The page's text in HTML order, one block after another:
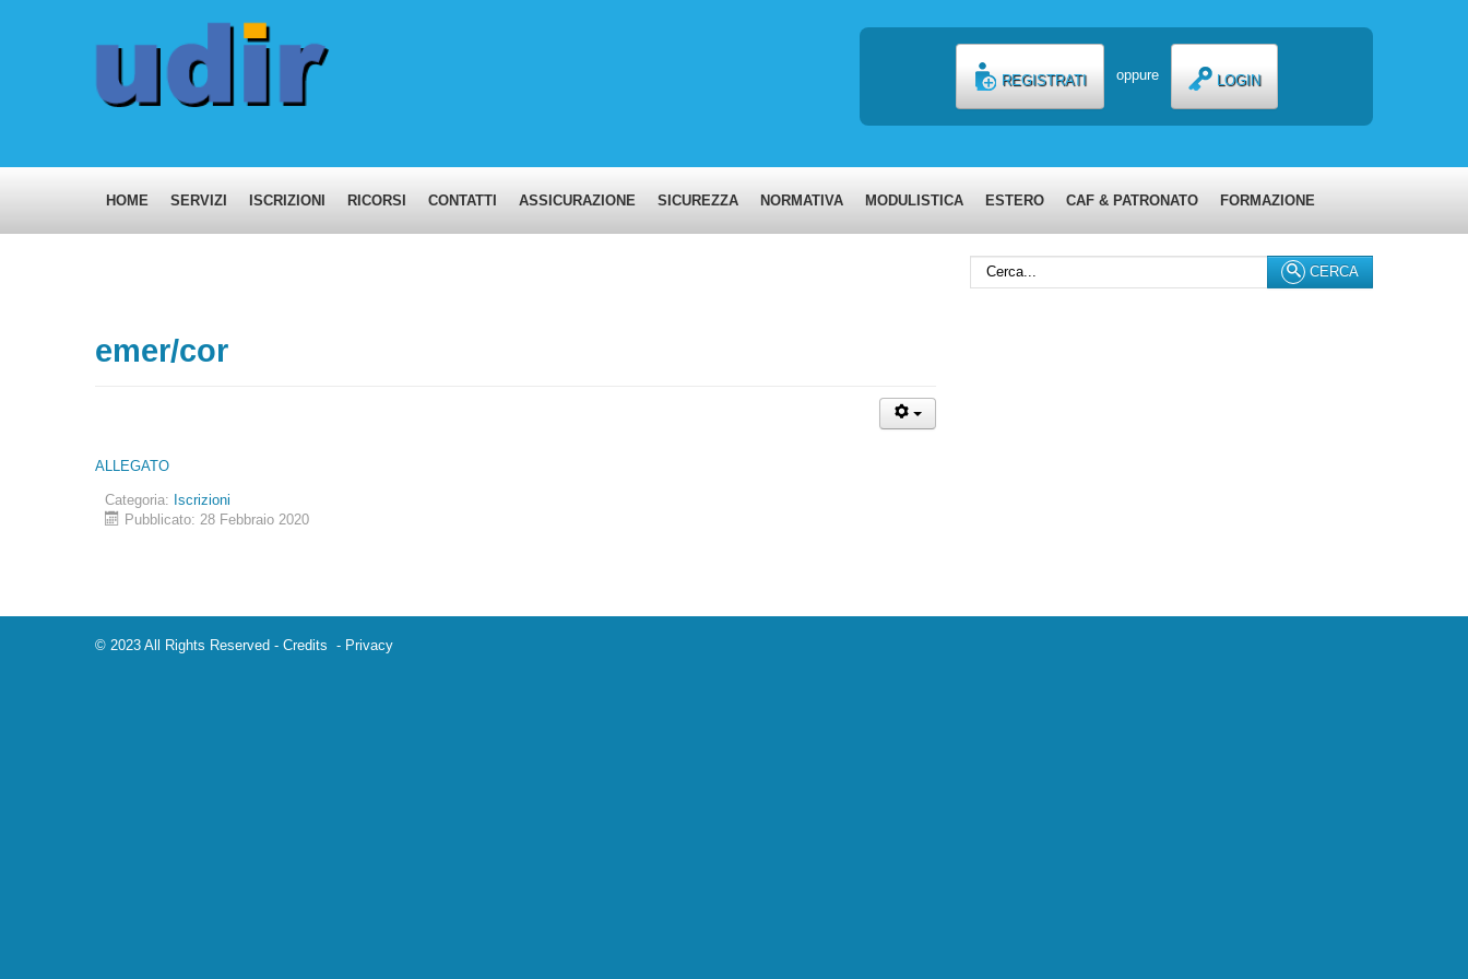
REGISTRATI oppure LOGIN
HOME SERVIZI ISCRIZIONI RICORSI CONTATTI ASSICURAZIONE SICUREZZA NORMATIVA MODULISTICA ESTERO CAF & PATRONATO FORMAZIONE
CERCA
Cerca...
emer/cor
ALLEGATO
Categoria: Iscrizioni
Pubblicato: 28 Febbraio 2020
© 2023 All Rights Reserved - Credits - Privacy